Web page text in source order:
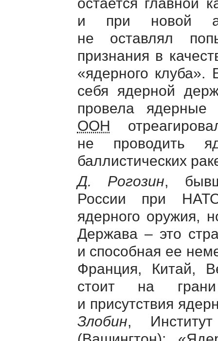
и при новой
не оставлял
признания в
«ядерного
себя ядерной
провела ядерные
ООН
не проводить
баллистических
Д. Рогозин,
России при
ядерного оружия,
Держава – это
и способная ее
Франция, Китай,
стоит на грани
и присутствия
Злобин,